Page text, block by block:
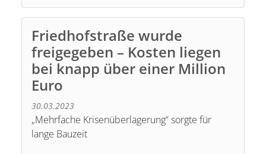
Friedhofstraße wurde
freigegeben – Kosten liegen
bei knapp über einer Million
Euro
30.03.2023
„Mehrfache Krisenüberlagerung“ sorgte für
lange Bauzeit